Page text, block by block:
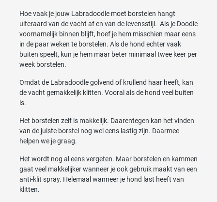
Hoe vaak je jouw Labradoodle moet borstelen hangt
uiteraard van de vacht af en van de levensstijl. Als je Doodle
voornamelijk binnen blijft, hoef je hem misschien maar eens
in de paar weken te borstelen. Als de hond echter vaak
buiten speelt, kun je hem maar beter minimaal twee keer per
week borstelen.
Omdat de Labradoodle golvend of krullend haar heeft, kan
de vacht gemakkelijk klitten. Vooral als de hond veel buiten
is.
Het borstelen zelf is makkelijk. Daarentegen kan het vinden
van de juiste borstel nog wel eens lastig zijn. Daarmee
helpen we je graag.
Het wordt nog al eens vergeten. Maar borstelen en kammen
gaat veel makkelijker wanneer je ook gebruik maakt van een
anti-klit spray. Helemaal wanneer je hond last heeft van
klitten.